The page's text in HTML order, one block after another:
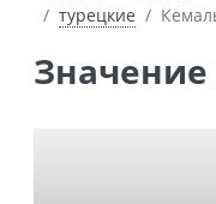
турецкие